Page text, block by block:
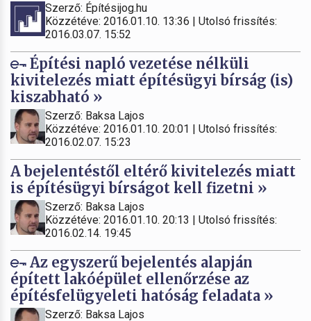
Szerző: Építésijog.hu
Közzétéve: 2016.01.10. 13:36 | Utolsó frissítés:
2016.03.07. 15:52
Építési napló vezetése nélküli
kivitelezés miatt építésügyi bírság (is)
kiszabható »
Szerző: Baksa Lajos
Közzétéve: 2016.01.10. 20:01 | Utolsó frissítés:
2016.02.07. 15:23
A bejelentéstől eltérő kivitelezés miatt
is építésügyi bírságot kell fizetni »
Szerző: Baksa Lajos
Közzétéve: 2016.01.10. 20:13 | Utolsó frissítés:
2016.02.14. 19:45
Az egyszerű bejelentés alapján
épített lakóépület ellenőrzése az
építésfelügyeleti hatóság feladata »
Szerző: Baksa Lajos